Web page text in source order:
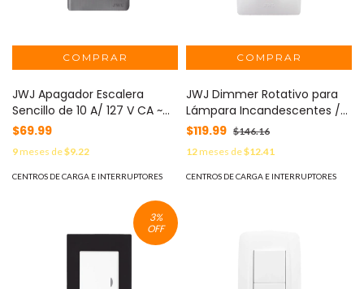
JWJ Apagador Escalera
Sencillo de 10 A/ 127 V CA ~
60 Hz / Placa de Acero. MOD:
JTL-E7502
$69.99
9meses de$9.22
CENTROS DE CARGA E INTERRUPTORES
JWJ Dimmer Rotativo para
Lámpara Incandescentes /
300 W 127 V CA / Color
Blanco. MOD: JTL-C7329
$119.99 $146.16
12meses de$12.41
CENTROS DE CARGA E INTERRUPTORES
3%
OFF